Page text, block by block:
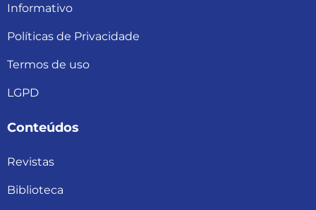
Informativo
Políticas de Privacidade
Termos de uso
LGPD
Conteúdos
Revistas
Biblioteca